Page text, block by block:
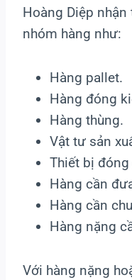
Hoàng Diệp
nhóm hàng như:
Hàng pallet.
Hàng đóng
Hàng thùng.
Vật tư sản
Thiết bị
Hàng cần
Hàng cần
Hàng nặng
Với hàng nặng